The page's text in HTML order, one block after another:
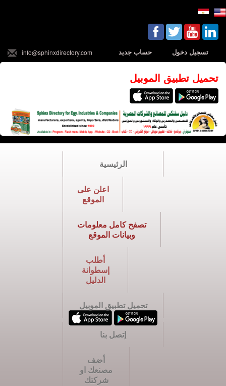
تسجيل دخول حساب جديد info@sphinxdirectory.com
تحميل تطبيق الموبيل
الرئيسية
اعلن على
الموقع
تصفح كامل معلومات
وبيانات الموقع
أطلب
إسطوانة
الدليل
تحميل تطبيق الموبيل
إتصل بنا
أضف
مصنعك او
شركتك